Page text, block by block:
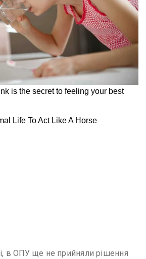
в ОПУ ще не прийняли рішення